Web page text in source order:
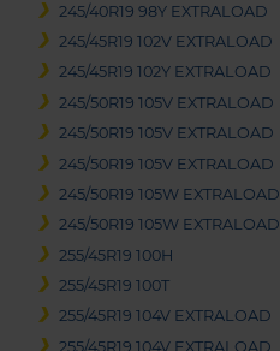
245/40R19 98Y EXTRALOAD
245/45R19 102V EXTRALOAD
245/45R19 102Y EXTRALOAD
245/50R19 105V EXTRALOAD
245/50R19 105V EXTRALOAD
245/50R19 105V EXTRALOAD
245/50R19 105W EXTRALOAD
245/50R19 105W EXTRALOAD
255/45R19 100H
255/45R19 100T
255/45R19 104V EXTRALOAD
255/45R19 104V EXTRALOAD